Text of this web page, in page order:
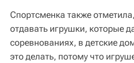
Спортсменка также
отдавать игрушки, которые
соревнованиях, в детские
это делать, потому что